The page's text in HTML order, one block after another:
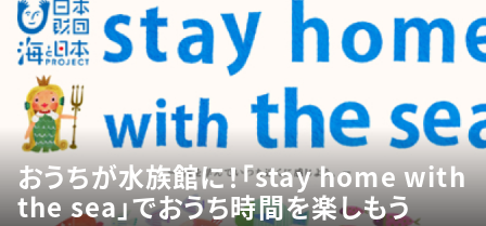
おうちが水族館に！「stay home with
the sea」でおうち時間を楽しもう